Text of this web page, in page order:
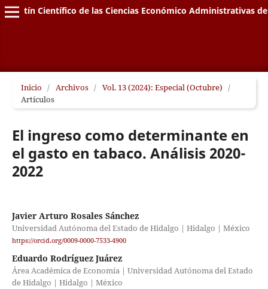
Boletín Científico de las Ciencias Económico Administrativas
Inicio / Archivos / Vol. 13 (2024): Especial (Octubre) /
Artículos
El ingreso como determinante en
el gasto en tabaco. Análisis 2020-
2022
Javier Arturo Rosales Sánchez
Universidad Autónoma del Estado de Hidalgo | Hidalgo | México
https://orcid.org/0009-0000-7533-4900
Eduardo Rodríguez Juárez
Área Académica de Economía | Universidad Autónoma del Estado
de Hidalgo | Hidalgo | México